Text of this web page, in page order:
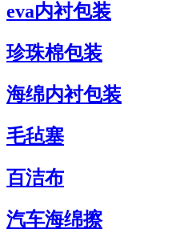
eva内衬包装
珍珠棉包装
海绵内衬包装
毛毡塞
百洁布
汽车海绵擦